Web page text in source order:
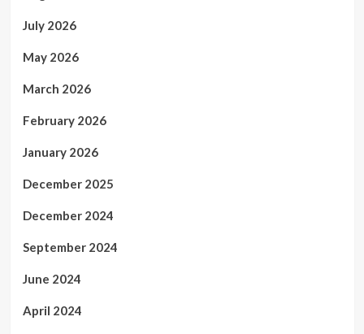
July 2026
May 2026
March 2026
February 2026
January 2026
December 2025
December 2024
September 2024
June 2024
April 2024